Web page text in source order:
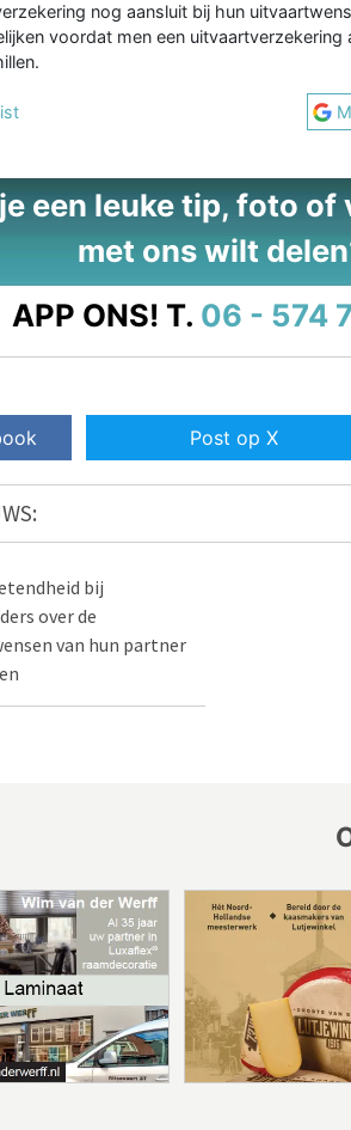
nog aansluit bij hun
voordat men een
een leuke tip, foto of
met ons wilt
APP ONS! T. 06 - 574
Post op X
bij
over de
van hun partner